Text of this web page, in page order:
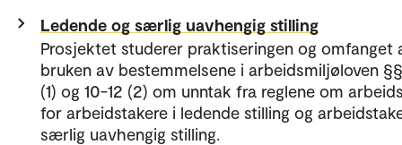
Ledende og særlig uavhengig stilling
Prosjektet studerer praktiseringen og omfanget
bruken av bestemmelsene i arbeidsmiljøloven
(1) og 10-12 (2) om unntak fra reglene om
for arbeidstakere i ledende stilling og
særlig uavhengig stilling.